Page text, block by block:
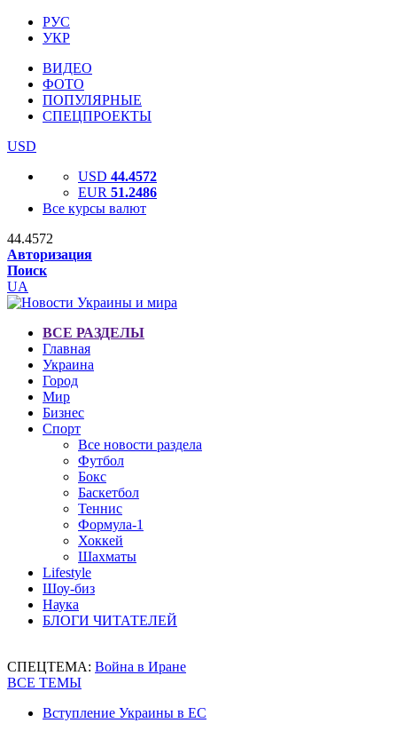
РУС
УКР
ВИДЕО
ФОТО
ПОПУЛЯРНЫЕ
СПЕЦПРОЕКТЫ
USD
USD 44.4572
EUR 51.2486
Все курсы валют
44.4572
Авторизация
Поиск
UA
ВСЕ РАЗДЕЛЫ
Главная
Украина
Город
Мир
Бизнес
Спорт
Все новости раздела
Футбол
Бокс
Баскетбол
Теннис
Формула-1
Хоккей
Шахматы
Lifestyle
Шоу-биз
Наука
БЛОГИ ЧИТАТЕЛЕЙ
СПЕЦТЕМА: Война в Иране
ВСЕ ТЕМЫ
Вступление Украины в ЕС